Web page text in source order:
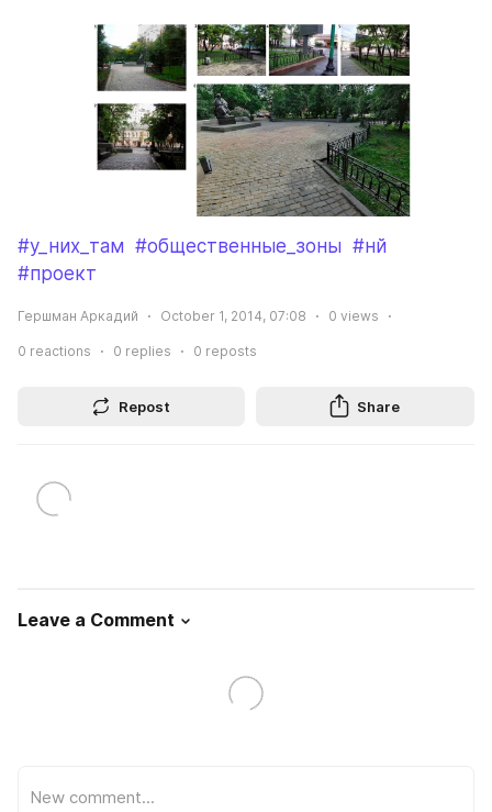
#у_них_там #общественные_зоны #нй
#проект
Гершман Аркадий October 1, 2014, 07:08 0 views
0 reactions 0 replies 0 reposts
Repost Share
Leave a Comment